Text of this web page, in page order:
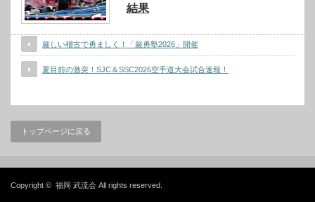
結果
厳しい稽古で勇ましく！「厳勇塾2026」開催
夏目前の激突！SJC＆SSC2026空手道大会試合速報！
トップページに戻る
Copyright © 福岡 武流会 All rights reserved.